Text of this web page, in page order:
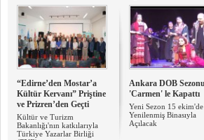
“Edirne’den Mostar’a
Kültür Kervanı” Priştine
ve Prizren’den Geçti
Kültür ve Turizm
Bakanlığı'nın katkılarıyla
Türkiye Yazarlar Birliği
Ankara DOB
'Carmen' le Kapattı
Yeni Sezon 15 ekim'de
Yenilenmiş Binasıyla
Açılacak